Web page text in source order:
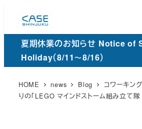
ン
夏期休業のお知らせ Notice of
Holiday（8/11～8/16）
HOME news Blog
コワーキン
りの「LEGO マインドストーム組み立て隊